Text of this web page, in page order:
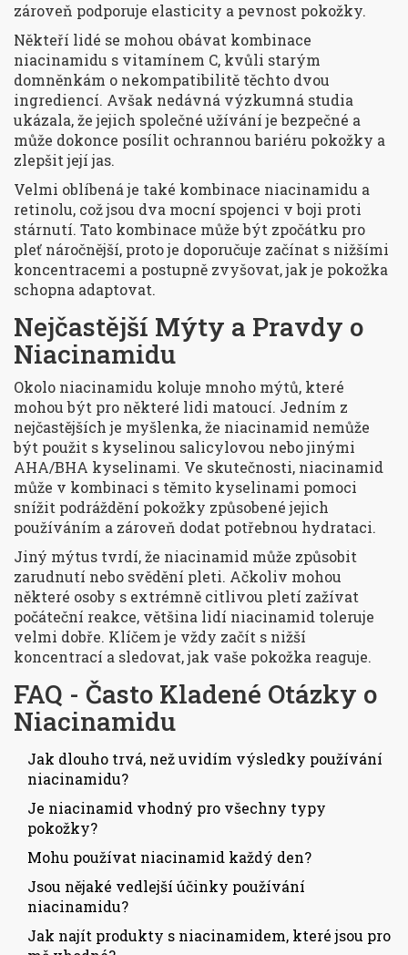
zároveň podporuje elasticity a pevnost pokožky.
Někteří lidé se mohou obávat kombinace
niacinamidu s vitamínem C, kvůli starým
domněnkám o nekompatibilitě těchto dvou
ingrediencí. Avšak nedávná výzkumná studia
ukázala, že jejich společné užívání je bezpečné a
může dokonce posílit ochrannou bariéru pokožky a
zlepšit její jas.
Velmi oblíbená je také kombinace niacinamidu a
retinolu, což jsou dva mocní spojenci v boji proti
stárnutí. Tato kombinace může být zpočátku pro
pleť náročnější, proto je doporučuje začínat s nižšími
koncentracemi a postupně zvyšovat, jak je pokožka
schopna adaptovat.
Nejčastější Mýty a Pravdy o
Niacinamidu
Okolo niacinamidu koluje mnoho mýtů, které
mohou být pro některé lidi matoucí. Jedním z
nejčastějších je myšlenka, že niacinamid nemůže
být použit s kyselinou salicylovou nebo jinými
AHA/BHA kyselinami. Ve skutečnosti, niacinamid
může v kombinaci s těmito kyselinami pomoci
snížit podráždění pokožky způsobené jejich
používáním a zároveň dodat potřebnou hydrataci.
Jiný mýtus tvrdí, že niacinamid může způsobit
zarudnutí nebo svědění pleti. Ačkoliv mohou
některé osoby s extrémně citlivou pletí zažívat
počáteční reakce, většina lidí niacinamid toleruje
velmi dobře. Klíčem je vždy začít s nižší
koncentrací a sledovat, jak vaše pokožka reaguje.
FAQ - Často Kladené Otázky o
Niacinamidu
Jak dlouho trvá, než uvidím výsledky používání
niacinamidu?
Je niacinamid vhodný pro všechny typy
pokožky?
Mohu používat niacinamid každý den?
Jsou nějaké vedlejší účinky používání
niacinamidu?
Jak najít produkty s niacinamidem, které jsou pro